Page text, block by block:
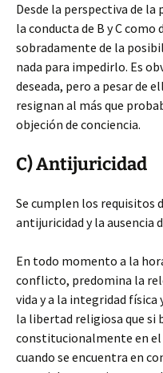
Desde la perspectiva de
la conducta de B y C
sobradamente de la
nada para impedirlo. Es
deseada, pero a pesar de
resignan al más que
objeción de conciencia.
C) Antijuricidad
Se cumplen los requisitos
antijuricidad y la ausencia
En todo momento a la
conflicto, predomina la
vida y a la integridad física
la libertad religiosa que si
constitucionalmente en el
cuando se encuentra en